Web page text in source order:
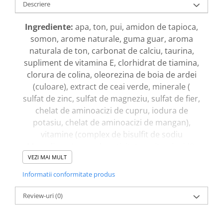
Descriere
Ingrediente: apa, ton, pui, amidon de tapioca,
somon, arome naturale, guma guar, aroma
naturala de ton, carbonat de calciu, taurina,
supliment de vitamina E, clorhidrat de tiamina,
clorura de colina, oleorezina de boia de ardei
(culoare), extract de ceai verde, minerale (
sulfat de zinc, sulfat de magneziu, sulfat de fier,
chelat de aminoacizi de cupru, iodura de
potasiu, chelat de aminoacizi de mangan),
vitamine (complex de bisulfit de sodiu
acetat de vitamina, vitamina D3, riboflavina,
supliment de vitamina B12, folic acid)
Componente analitice:
Proteina bruta (min)
7,00%, Grasimi brute (min) 3,5%, Fibre brute
VEZI MAI MULT
Informatii conformitate produs
Review-uri(0)